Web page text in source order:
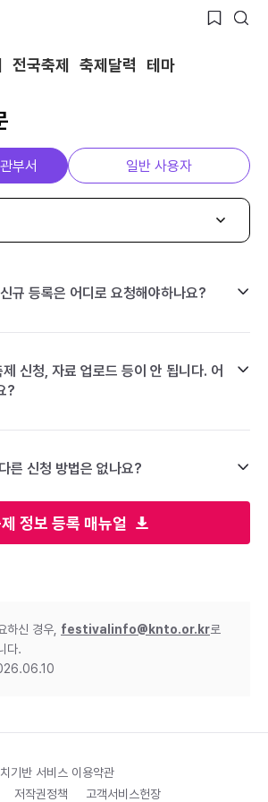
전국축제 축제달력 테마
정보 등록 매뉴얼
부서 일반 사용자
규 등록은 어디로 요청해야하나요?
신청, 자료 업로드 등이 안 됩니다. 어
?
른 신청 방법은 없나요?
하신 경우, festivalinfo@knto.or.kr로
다.
기반 서비스 이용약관
저작권정책 고객서비스헌장